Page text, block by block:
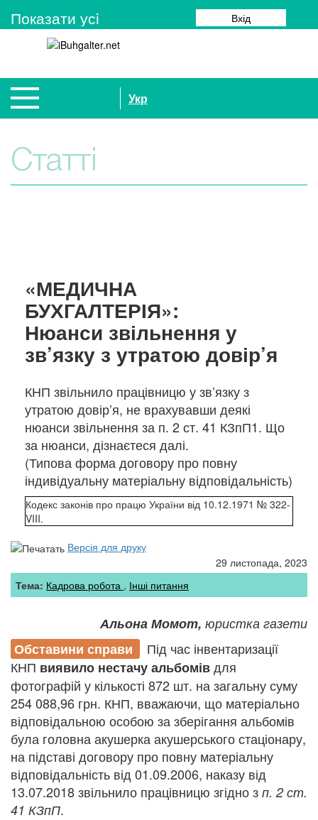
Показати усi Вхід
Укр
Статті
«МЕДИЧНА
БУХГАЛТЕРІЯ»:
Нюанси звільнення у
зв’язку з утратою довір’я
КНП звільнило працівницю у зв’язку з
утратою довір’я, не врахувавши деякі
нюанси звільнення за п. 2 ст. 41 КЗпП1. Що
за нюанси, дізнаєтеся далі.
(Типова форма договору про повну
індивідуальну матеріальну відповідальність)
Кодекс законів про працю України від 10.12.1971 № 322-
VIII.
Версія для друку
29 листопада, 2023
Тема: Кадрова робота Інші питання
Альона Момот, юристка газети
Обставини справи
Під час інвентаризації
КНП виявило нестачу альбомівдля
фотографій у кількості 872 шт. на загальну суму
254 088,96 грн. КНП, вважаючи, що матеріально
відповідальною особою за зберігання альбомів
була головна акушерка акушерського стаціонару,
на підставі договору про повну матеріальну
відповідальність від 01.09.2006, наказу від
13.07.2018 звільнило працівницю згідно з п. 2 ст.
41 КЗпП.